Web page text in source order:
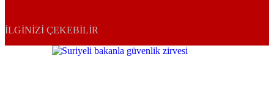
İLGINIZI ÇEKEBILIR